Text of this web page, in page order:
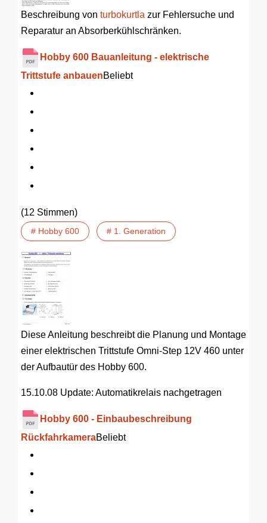
Beschreibung von turbokurtla zur Fehlersuche und
Reparatur an Absorberkühlschränken.
Hobby 600 Bauanleitung - elektrische
Trittstufe anbauenBeliebt
(12 Stimmen)
# Hobby 600 # 1. Generation
Diese Anleitung beschreibt die Planung und Montage
einer elektrischen Trittstufe Omni-Step 12V 460 unter
der Aufbautür des Hobby 600.
15.10.08 Update: Automatikrelais nachgetragen
Hobby 600 - Einbaubeschreibung
RückfahrkameraBeliebt